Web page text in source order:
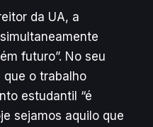
da UA, a
futuro”. No seu
que o trabalho
estudantil “é
sejamos aquilo que